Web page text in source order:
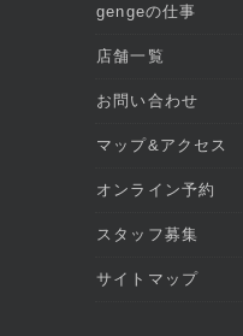
gengeの仕事
店舗一覧
お問い合わせ
マップ&アクセス
オンライン予約
スタッフ募集
サイトマップ